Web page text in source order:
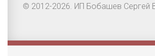
© 2012-2026. ИП Бобашев Сергей